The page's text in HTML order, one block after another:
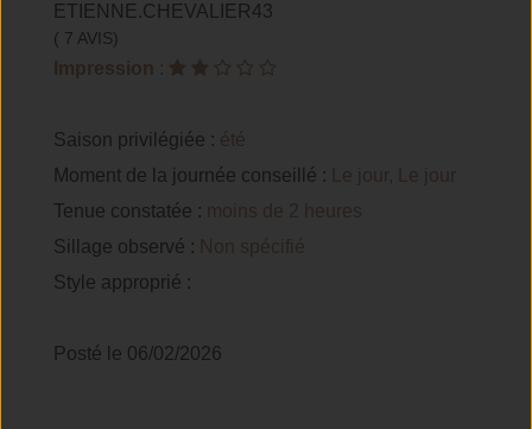
ETIENNE.CHEVALIER43
( 7 AVIS)
Impression :
Saison privilégiée : été
Moment de la journée conseillé :
Le jour, Le jour
Tenue constatée :
moins de 2 heures
Sillage observé : Non spécifié
Style approprié :
Posté le 06/02/2026